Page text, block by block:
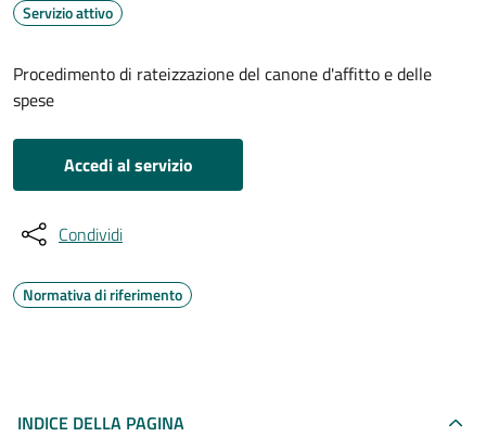
Servizio attivo
Procedimento di rateizzazione del canone d'affitto e delle
spese
Accedi al servizio
Condividi
Normativa di riferimento
INDICE DELLA PAGINA